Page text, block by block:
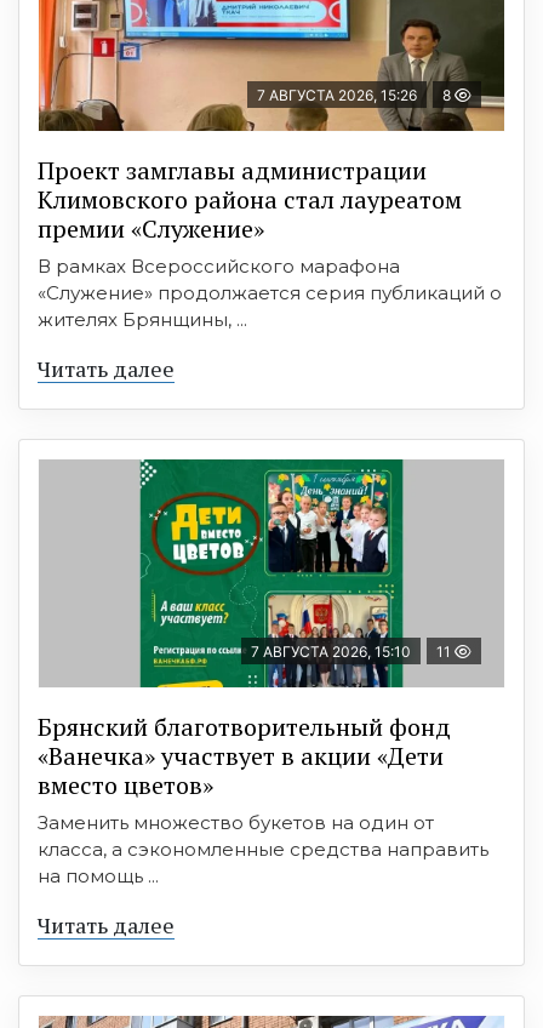
7 АВГУСТА 2026, 15:26 8
Проект замглавы администрации
Климовского района стал лауреатом
премии «Служение»
В рамках Всероссийского марафона
«Служение» продолжается серия публикаций о
жителях Брянщины, ...
Читать далее
7 АВГУСТА 2026, 15:10 11
Брянский благотворительный фонд
«Ванечка» участвует в акции «Дети
вместо цветов»
Заменить множество букетов на один от
класса, а сэкономленные средства направить
на помощь ...
Читать далее